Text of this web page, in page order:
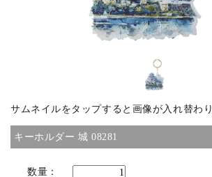
カラー
サイズ
サムネイルをタップすると画像が入れ替わ
キーホルダー 城 08281
数量：